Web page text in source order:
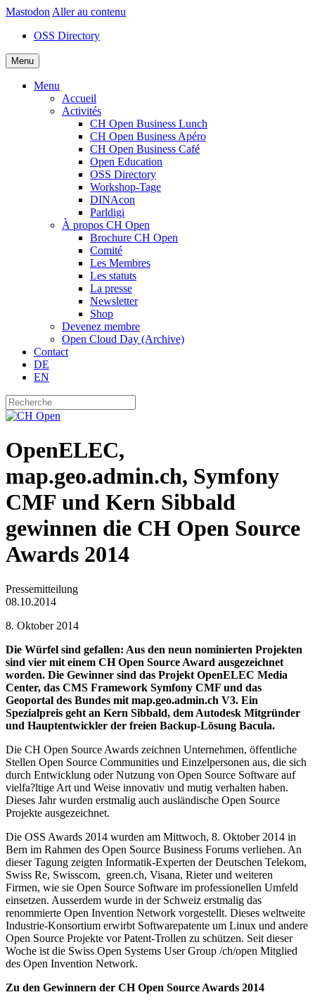
Mastodon Aller au contenu
OSS Directory
Menu
Menu
Accueil
Activités
CH Open Business Lunch
CH Open Business Apéro
CH Open Business Café
Open Education
OSS Directory
Workshop-Tage
DINAcon
Parldigi
À propos CH Open
Brochure CH Open
Comité
Les Membres
Les statuts
La presse
Newsletter
Shop
Devenez membre
Open Cloud Day (Archive)
Contact
DE
EN
OpenELEC,
map.geo.admin.ch, Symfony
CMF und Kern Sibbald
gewinnen die CH Open Source
Awards 2014
Pressemitteilung
08.10.2014
8. Oktober 2014
Die Würfel sind gefallen: Aus den neun nominierten Projekten
sind vier mit einem CH Open Source Award ausgezeichnet
worden. Die Gewinner sind das Projekt OpenELEC Media
Center, das CMS Framework Symfony CMF und das
Geoportal des Bundes mit map.geo.admin.ch V3. Ein
Spezialpreis geht an Kern Sibbald, dem Autodesk Mitgründer
und Hauptentwickler der freien Backup-Lösung Bacula.
Die CH Open Source Awards zeichnen Unternehmen, öffentliche
Stellen Open Source Communities und Einzelpersonen aus, die sich
durch Entwicklung oder Nutzung von Open Source Software auf
vielfa?ltige Art und Weise innovativ und mutig verhalten haben.
Dieses Jahr wurden erstmalig auch ausländische Open Source
Projekte ausgezeichnet.
Die OSS Awards 2014 wurden am Mittwoch, 8. Oktober 2014 in
Bern im Rahmen des Open Source Business Forums verliehen. An
dieser Tagung zeigten Informatik-Experten der Deutschen Telekom,
Swiss Re, Swisscom, green.ch, Visana, Rieter und weiteren
Firmen, wie sie Open Source Software im professionellen Umfeld
einsetzen. Ausserdem wurde in der Schweiz erstmalig das
renommierte Open Invention Network vorgestellt. Dieses weltweite
Industrie-Konsortium erwirbt Softwarepatente um Linux und andere
Open Source Projekte vor Patent-Trollen zu schützen. Seit dieser
Woche ist die Swiss Open Systems User Group /ch/open Mitglied
des Open Invention Network.
Zu den Gewinnern der CH Open Source Awards 2014